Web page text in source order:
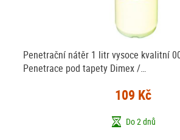
Penetrační nátěr 1 litr vysoce kvalitní
Penetrace pod tapety Dimex /…
109 Kč
Do 2 dnů